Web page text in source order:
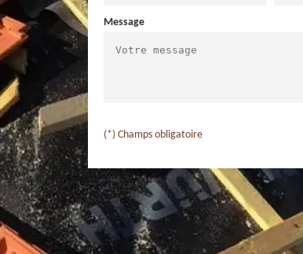
Message
(*) Champs obligatoire